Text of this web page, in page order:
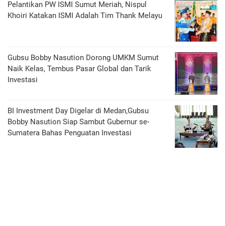
Pelantikan PW ISMI Sumut Meriah, Nispul
Khoiri Katakan ISMI Adalah Tim Thank Melayu
Gubsu Bobby Nasution Dorong UMKM Sumut
Naik Kelas, Tembus Pasar Global dan Tarik
Investasi
BI Investment Day Digelar di Medan,Gubsu
Bobby Nasution Siap Sambut Gubernur se-
Sumatera Bahas Penguatan Investasi